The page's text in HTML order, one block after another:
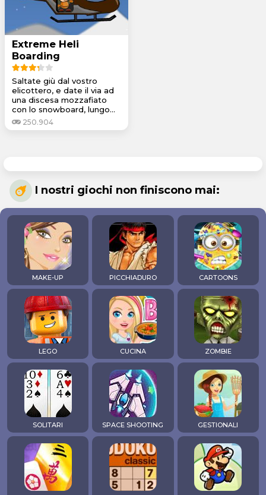
Extreme Heli
Boarding
Saltate giù dal vostro
elicottero, e date il via ad
una discesa mozzafiato
con lo snowboard, lungo...
250.904
I nostri giochi non finiscono mai:
MAKE-UP PICCHIADURO CARTOONS
LEGO CUCINA ZOMBIE
SOLITARI SPACE SHOOTING GESTIONALI